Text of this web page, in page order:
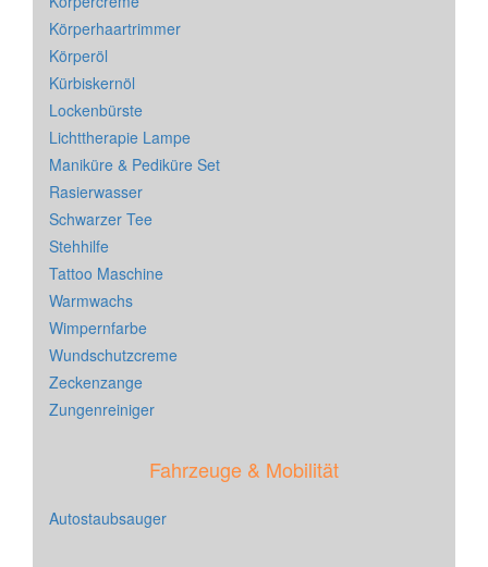
Körperhaartrimmer
Körperöl
Kürbiskernöl
Lockenbürste
Lichttherapie Lampe
Maniküre & Pediküre Set
Rasierwasser
Schwarzer Tee
Stehhilfe
Tattoo Maschine
Warmwachs
Wimpernfarbe
Wundschutzcreme
Zeckenzange
Zungenreiniger
Fahrzeuge & Mobilität
Autostaubsauger